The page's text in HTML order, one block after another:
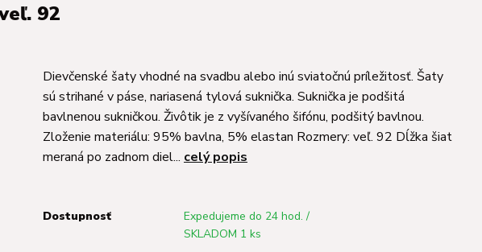
92
Dievčenské šaty vhodné na svadbu alebo inú sviatočnú príležitosť. Šaty
sú strihané v páse, nariasená tylová suknička. Suknička je podšitá
bavlnenou sukničkou. Živôtik je z vyšívaného šifónu, podšitý bavlnou.
Zloženie materiálu: 95% bavlna, 5% elastan Rozmery: veľ. 92 Dĺžka šiat
meraná po zadnom diel... celý popis
Dostupnosť
Expedujeme do 24 hod. /
SKLADOM 1 ks